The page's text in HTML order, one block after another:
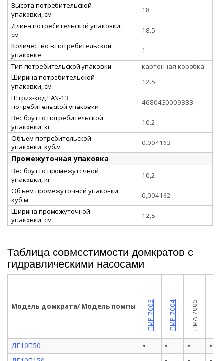
Высота потребительской
упаковки, см
18
Длина потребительской упаковки,
см
18.5
Количество в потребительской
упаковке
1
Тип потребительской упаковки
картонная коробка
Ширина потребительской
упаковки, см
12.5
Штрих-код EAN-13
потребительской упаковки
4680430009383
Вес брутто потребительской
упаковки, кг
10.2
Объём потребительской
упаковки, куб.м
0.004163
Промежуточная упаковка
Вес брутто промежуточной
упаковки, кг
10,2
Объём промежуточной упаковки,
куб.м
0,004162
Ширина промежуточной
упаковки, см
12,5
Таблица совместимости домкратов с
гидравлическими насосами
Модель домкрата/ Модель помпы ПМР-7003 ПМР-7004 ПМА-7005
ДГ10П50 • • • •